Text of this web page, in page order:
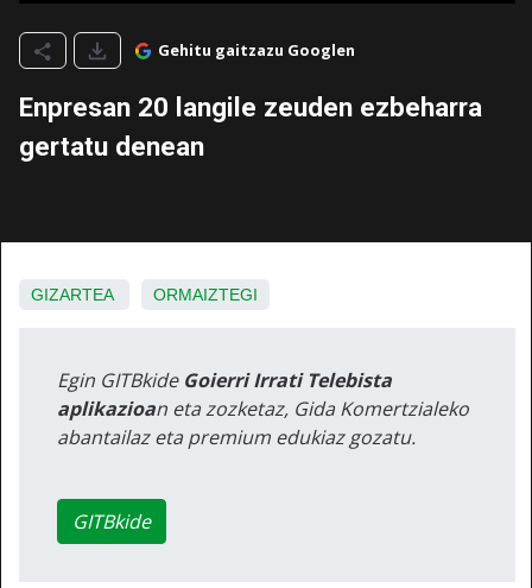
Gehitu gaitzazu Googlen
Enpresan 20 langile zeuden ezbeharra
gertatu denean
GIZARTEA ORMAIZTEGI
Egin GITBkide Goierri Irrati Telebista
aplikazioan eta zozketaz, Gida Komertzialeko
abantailaz eta premium edukiaz gozatu.
GITBkide